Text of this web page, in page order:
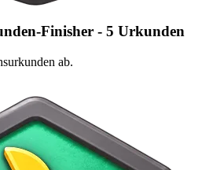
Finisher - 5 Urkunden
ab.